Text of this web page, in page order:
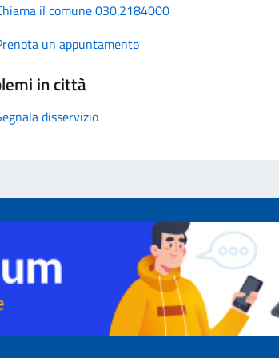
il comune 030.2184000
un appuntamento
in città
disservizio